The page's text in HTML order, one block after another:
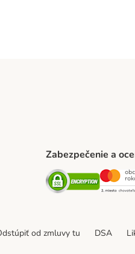
Zabezpečenie a
Security
od zmluvy tu DSA